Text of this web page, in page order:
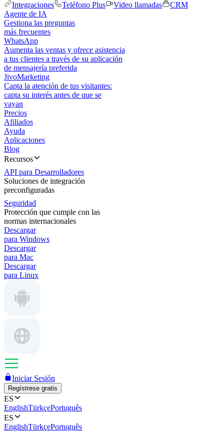
Integraciones
Teléfono Plus Video llamadas
CRM
Agente de IA
Gestiona las preguntas
más frecuentes
WhatsApp
Aumenta las ventas y ofrece asistencia
a tus clientes a través de su aplicación
de mensajería preferida
JivoMarketing
Capta la atención de tus visitantes:
capta su interés antes de que se
vayan
Precios
Afiliados
Ayuda
Aplicaciones
Blog
Recursos
API para Desarrolladores
Soluciones de integración
preconfiguradas
Seguridad
Protección que cumple con las
normas internacionales
Descargar
para Windows
Descargar
para Mac
Descargar
para Linux
Iniciar Sesión
Regístrese gratis
ES
EnglishTürkçePortuguês
ES
EnglishTürkçePortuguês